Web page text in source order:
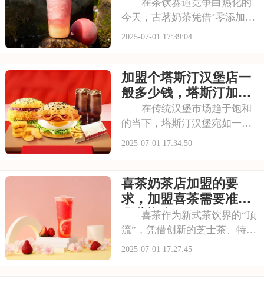
在茶饮赛道竞争白热化的
今天，古茗奶茶凭借‘零添加、
低糖健康’的差异化定位，深受
要多少钱？下面就来看看古茗
开店加盟费及加盟条件，2025
古茗投资预
2025-07-01 17:39:04
加盟个塔斯汀汉堡店一
般多少钱，塔斯汀加盟
要满足哪些条件
在传统汉堡市场趋于饱和
的当下，塔斯汀汉堡宛如一股
清流，以创新的姿态闯入大众
独特的商业模式所吸引，想要
借助塔斯汀的品牌力量开启自
己的创业之路。那么
2025-07-01 17:34:50
喜茶奶茶店加盟的要
求，加盟喜茶需要准备
哪些资金
喜茶作为新式茶饮界的“顶
流”，凭借创新的芝士茶、特色
果茶，还有时尚的门店设计，
2025-07-01 17:27:45